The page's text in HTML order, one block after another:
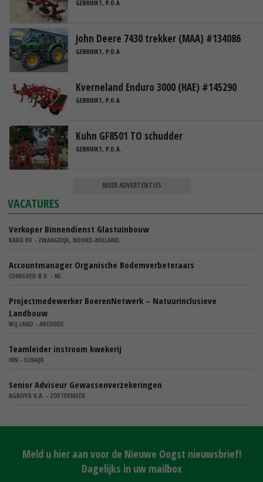
GEBRUIKT, P.O.A.
John Deere 7430 trekker (MAA) #134086
GEBRUIKT, P.O.A.
Kverneland Enduro 3000 (HAE) #145290
GEBRUIKT, P.O.A.
Kuhn GF8501 TO schudder
GEBRUIKT, P.O.A.
MEER ADVERTENTIES
VACATURES
Verkoper Binnendienst Glastuinbouw
KARO BV - ZWAAGDIJK, NOORD-HOLLAND,
Accountmanager Organische Bodemverbeteraars
COMGOED B.V. - NL
Projectmedewerker BoerenNetwerk – Natuurinclusieve
Landbouw
WIJ.LAND - ABCOUDE
Teamleider instroom kwekerij
IBN - SCHAIJK
Senior Adviseur Gewassenverzekeringen
AGRIVER U.A. - ZOETERMEER
Meld u hier aan voor de Nieuwe Oogst nieuwsbrief!
Dagelijks in uw mailbox